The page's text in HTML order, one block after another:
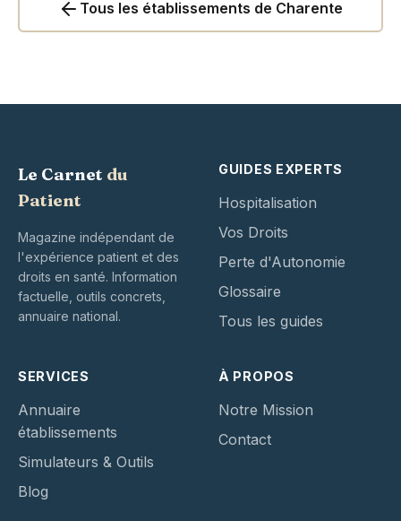
Tous les établissements de Charente
Le Carnet du
Patient
Magazine indépendant de
l'expérience patient et des
droits en santé. Information
factuelle, outils concrets,
annuaire national.
GUIDES EXPERTS
Hospitalisation
Vos Droits
Perte d'Autonomie
Glossaire
Tous les guides
SERVICES
Annuaire
établissements
Simulateurs & Outils
Blog
À PROPOS
Notre Mission
Contact